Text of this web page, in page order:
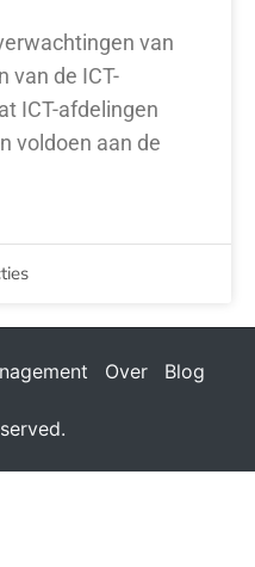
van
van de ICT-
ICT-afdelingen
voldoen aan de
Over
Blog